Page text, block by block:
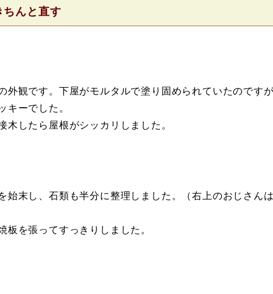
んと直す
観です。下屋がモルタルで塗り固められていたのですが
ーでした。
したら屋根がシッカリしました。
末し、石類も半分に整理しました。（右上のおじさん
を張ってすっきりしました。